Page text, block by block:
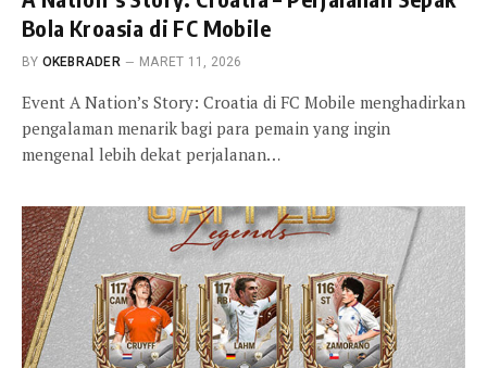
Bola Kroasia di FC Mobile
BY OKEBRADER MARET 11, 2026
Event A Nation’s Story: Croatia di FC Mobile menghadirkan
pengalaman menarik bagi para pemain yang ingin
mengenal lebih dekat perjalanan…